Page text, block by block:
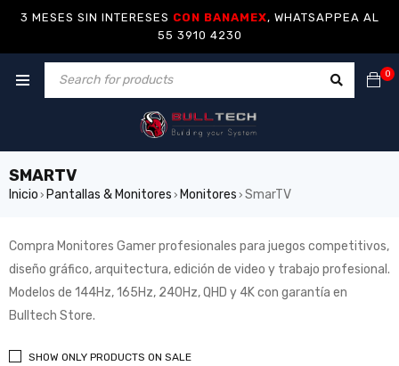
3 MESES SIN INTERESES CON BANAMEX, WHATSAPPEA AL
55 3910 4230
0
SMARTV
Inicio › Pantallas & Monitores › Monitores › SmarTV
Compra Monitores Gamer profesionales para juegos competitivos,
diseño gráfico, arquitectura, edición de video y trabajo profesional.
Modelos de 144Hz, 165Hz, 240Hz, QHD y 4K con garantía en
Bulltech Store.
SHOW ONLY PRODUCTS ON SALE